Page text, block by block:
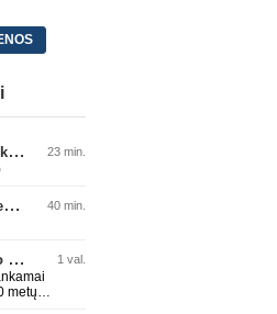
Rodri apsisprendė dėl naujos komandos 23 min.
Argentinos federacijos prezidentas C. Tapia negailėjo pagyrų G. Infantino 40 min.
A. Tapinas: „Iš europinio lygio komandos gavom gerų pamokų“ 1 val.
metų